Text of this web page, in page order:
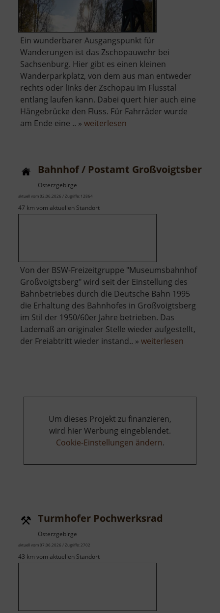
Ein wunderbarer Ausgangspunkt für
Wanderungen ist das Zschopauwehr bei
Sachsenburg. Hier gibt es einen kleinen
Wanderparkplatz, von dem aus man entweder
rechts oder links der Zschopau im Flusstal
entlang laufen kann. Dabei quert hier auch eine
Hängebrücke den Fluss. Für Fahrräder wurde
am Ende eine .. » weiterlesen
bei
Bahnhof / Postamt Großvoigtsberg
Osterzgebirge
aktuell vom 02.06.2026 / Zugriffe: 12864
47 km vom aktuellen Standort
Von der BSW-Freizeitgruppe "Museumsbahnhof
Großvoigtsberg" wird seit der Einstellung des
Bahnbetriebes durch die Deutsche Bahn 1995
die Erhaltung des Bahnhofes in Großvoigtsberg
im Stil der 1950/60er Jahre betrieben. Das
Lademaß an originaler Stelle wieder aufgestellt,
der Freiabtritt wieder instand.. » weiterlesen
Um dieses Projekt zu finanzieren,
wird hier Werbung eingeblendet.
Cookie-Einstellungen ändern.
Turmhofer Pochwerksrad
Osterzgebirge
aktuell vom 07.06.2026 / Zugriffe: 2702
43 km vom aktuellen Standort